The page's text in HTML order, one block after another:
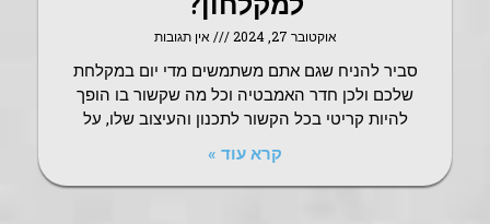
אוקטובר 27, 2024 אין תגובות
סביר להניח שגם אתם משתמשים מדי יום במקלחת
שלכם ולכן חדר האמבטיה וכל מה שקשור בו הופך
להיות קריטי בכל הקשור לתכנון והעיצוב שלו, על
קרא עוד »